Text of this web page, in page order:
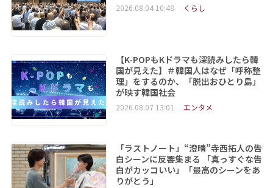
2026.08.04 10:48 くらし
【K-POPもKドラマも深読みしたら韓
国が見えた】＃韓国人はなぜ「呼称整
理」をするのか、「脱出おひとり島」
が映す韓国社会
2026.08.07 13:01 エンタメ
「ラストノート」“澄晴”寺西拓人の告
白シーンに反響集まる 「真っすぐな告
白がカッコいい」「最高のシーンをあ
りがとう」